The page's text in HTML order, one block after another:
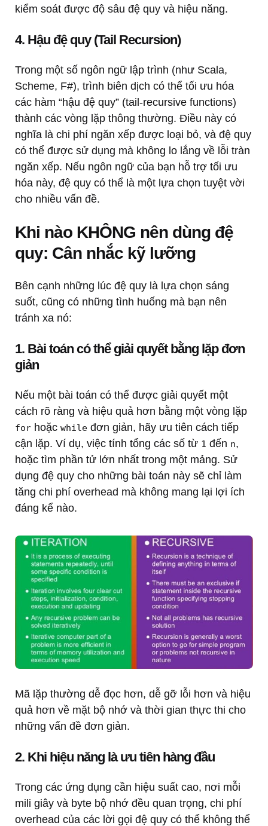
kiểm soát được độ sâu đệ quy và hiệu năng.
4. Hậu đệ quy (Tail Recursion)
Trong một số ngôn ngữ lập trình (như Scala,
Scheme, F#), trình biên dịch có thể tối ưu hóa
các hàm “hậu đệ quy” (tail-recursive functions)
thành các vòng lặp thông thường. Điều này có
nghĩa là chi phí ngăn xếp được loại bỏ, và đệ quy
có thể được sử dụng mà không lo lắng về lỗi tràn
ngăn xếp. Nếu ngôn ngữ của bạn hỗ trợ tối ưu
hóa này, đệ quy có thể là một lựa chọn tuyệt vời
cho nhiều vấn đề.
Khi nào KHÔNG nên dùng đệ
quy: Cân nhắc kỹ lưỡng
Bên cạnh những lúc đệ quy là lựa chọn sáng
suốt, cũng có những tình huống mà bạn nên
tránh xa nó:
1. Bài toán có thể giải quyết bằng lặp đơn
giản
Nếu một bài toán có thể được giải quyết một
cách rõ ràng và hiệu quả hơn bằng một vòng lặp
for hoặc while đơn giản, hãy ưu tiên cách tiếp
cận lặp. Ví dụ, việc tính tổng các số từ 1 đến n,
hoặc tìm phần tử lớn nhất trong một mảng. Sử
dụng đệ quy cho những bài toán này sẽ chỉ làm
tăng chi phí overhead mà không mang lại lợi ích
đáng kể nào.
Mã lặp thường dễ đọc hơn, dễ gỡ lỗi hơn và hiệu
quả hơn về mặt bộ nhớ và thời gian thực thi cho
những vấn đề đơn giản.
2. Khi hiệu năng là ưu tiên hàng đầu
Trong các ứng dụng cần hiệu suất cao, nơi mỗi
mili giây và byte bộ nhớ đều quan trọng, chi phí
overhead của các lời gọi đệ quy có thể không thể